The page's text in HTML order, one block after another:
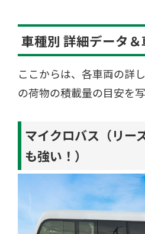
車種別 詳細データ
ここからは、各車両の詳
の荷物の積載量の目安を
マイクロバス（リー
も強い！）